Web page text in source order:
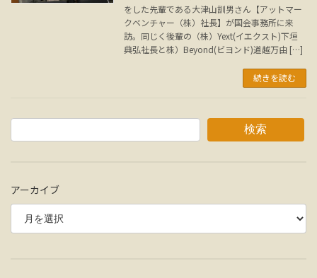
をした先輩である大津山訓男さん【アットマー
クベンチャー（株）社長】が国会事務所に来
訪。同じく後輩の（株）Yext(イエクスト)下垣
典弘社長と株）Beyond(ビヨンド)道越万由 […]
続きを読む
検索
アーカイブ